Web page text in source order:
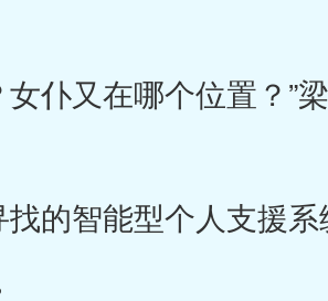
又在哪个位置？”梁
智能型个人支援系